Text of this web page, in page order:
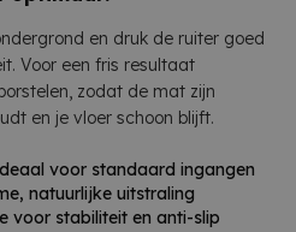
en druk de ruiter goed
Voor een fris resultaat
zodat de mat zijn
en je vloer schoon blijft.
voor standaard ingangen
natuurlijke uitstraling
voor stabiliteit en anti-slip